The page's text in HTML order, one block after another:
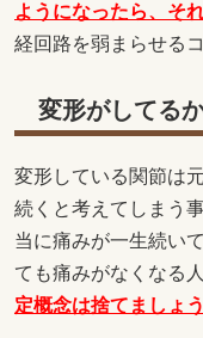
ようになったら、そ
経回路を弱まらせるコ
変形がしてる
変形している関節は
続くと考えてしまう
当に痛みが一生続い
ても痛みがなくなる
定概念は捨てましょう